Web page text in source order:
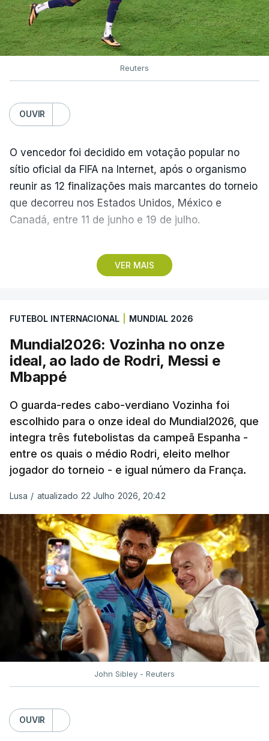
Reuters
OUVIR
VER MAIS
O vencedor foi decidido em votação popular no
sítio oficial da FIFA na Internet, após o organismo
reunir as 12 finalizações mais marcantes do torneio
que decorreu nos Estados Unidos, México e
Canadá, entre 11 de junho e 19 de julho.
Lopes Cabral conquistou o prémio graças ao
remate de pé direito que colocou a bola no ângulo
“Foi simplesmente surreal”, disse à FIFA o jogador
dos turcos do Trabzonspor, recordando o momento
que fez Cabo Verde sonhar alto na sua primeira
participação numa fase final de um Mundial.
O ex-lateral do Benfica considerou que o galardão
“é um enorme orgulho e um reconhecimento que
qualquer jogador gostaria de ter”.
competição”, afirmou o futebolista, de 23 anos.
À FIFA, o internacional cabo-verdiano, que nasceu
em Roterdão (Países Baixos), garantiu que o lance
não foi obra do acaso.
“Foi a segunda vez que marquei um golo daqueles.
(…) Não foi algo completamente novo para mim.
Mas marcar um golo daquela qualidade num palco
como um Campeonato do Mundo é especial. É um
momento que fica para sempre na carreira”,
realçou.
FUTEBOL INTERNACIONAL MUNDIAL 2026
Mundial2026: Vozinha no onze
ideal, ao lado de Rodri, Messi e
Mbappé
O guarda-redes cabo-verdiano Vozinha foi
escolhido para o onze ideal do Mundial2026, que
integra três futebolistas da campeã Espanha -
entre os quais o médio Rodri, eleito melhor
jogador do torneio - e igual número da França.
Lusa / atualizado 22 Julho 2026, 20:42
John Sibley - Reuters
OUVIR